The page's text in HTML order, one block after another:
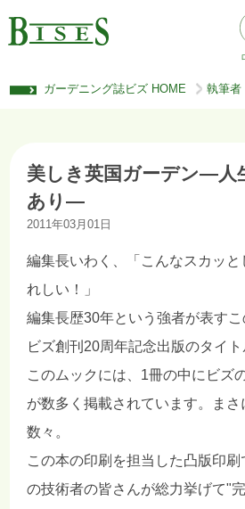
ガーデニング誌ビズ HOME > 執筆者
美しき英国ガーデン―人
あり―
2011年03月01日
編集長いわく、「こんなスカッと
れしい！」
編集長歴30年という強者が表すこ
ビズ創刊20周年記念出版のタイ
このムックには、1冊の中にビズ
が数多く掲載されています。ま
数々。
この本の印刷を担当した凸版印刷
の技術者の皆さんが総力挙げて"